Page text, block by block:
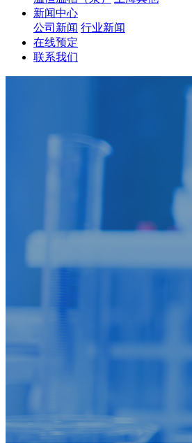
新闻中心
公司新闻 行业新闻
在线预定
联系我们